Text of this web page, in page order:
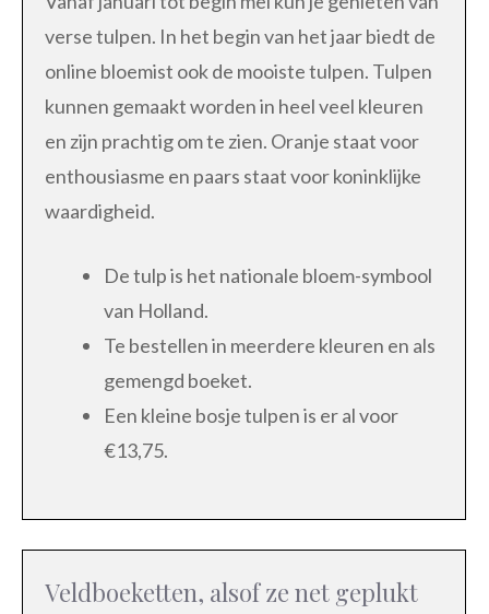
verse tulpen. In het begin van het jaar biedt de
online bloemist ook de mooiste tulpen. Tulpen
kunnen gemaakt worden in heel veel kleuren
en zijn prachtig om te zien. Oranje staat voor
enthousiasme en paars staat voor koninklijke
waardigheid.
De tulp is het nationale bloem-symbool
van Holland.
Te bestellen in meerdere kleuren en als
gemengd boeket.
Een kleine bosje tulpen is er al voor
€13,75.
Veldboeketten, alsof ze net geplukt